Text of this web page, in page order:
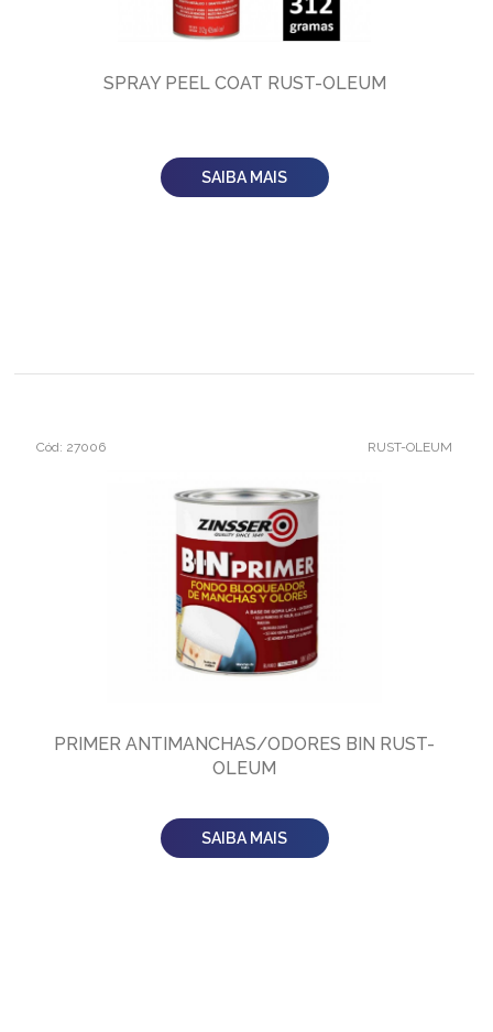
SPRAY PEEL COAT RUST-OLEUM
SAIBA MAIS
Cód: 27006 RUST-OLEUM
PRIMER ANTIMANCHAS/ODORES BIN RUST-
OLEUM
SAIBA MAIS